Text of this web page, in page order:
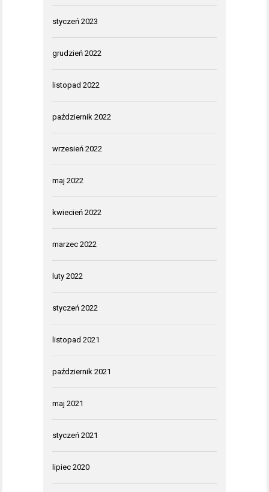
styczeń 2023
grudzień 2022
listopad 2022
październik 2022
wrzesień 2022
maj 2022
kwiecień 2022
marzec 2022
luty 2022
styczeń 2022
listopad 2021
październik 2021
maj 2021
styczeń 2021
lipiec 2020